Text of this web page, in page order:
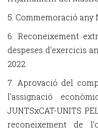
5. Commemoració any
6. Reconeixement
despeses d'exercicis
2022.
7. Aprovació del
l'assignació
JUNTSxCAT-UNITS
reconeixement de